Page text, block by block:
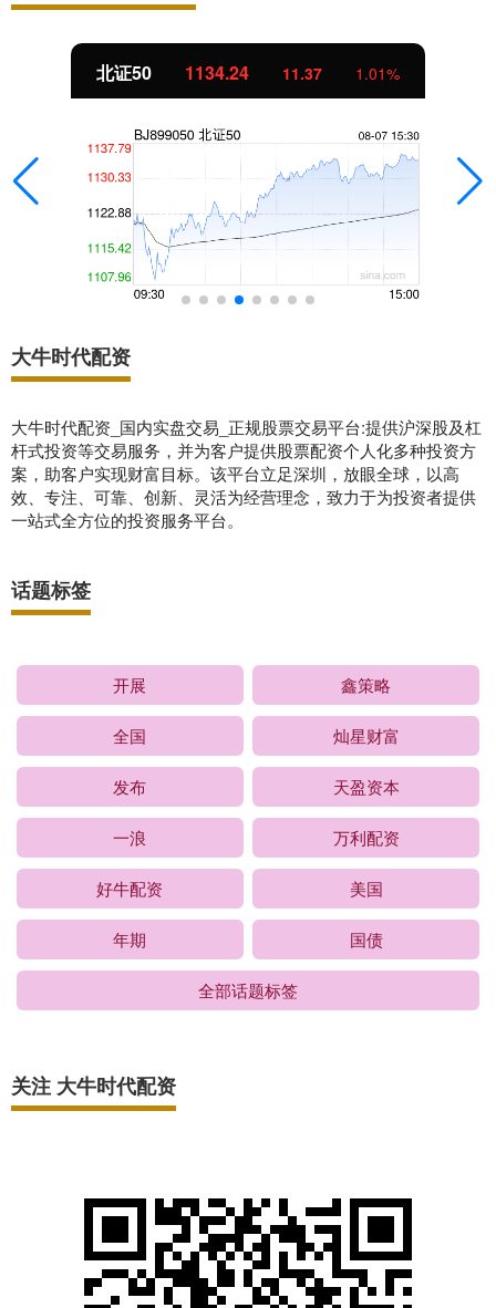
北证50 1134.24 11.37 1.01%
大牛时代配资
大牛时代配资_国内实盘交易_正规股票交易平台:提供沪深股及杠
杆式投资等交易服务，并为客户提供股票配资个人化多种投资方
案，助客户实现财富目标。该平台立足深圳，放眼全球，以高
效、专注、可靠、创新、灵活为经营理念，致力于为投资者提供
一站式全方位的投资服务平台。
话题标签
开展 鑫策略
全国 灿星财富
发布 天盈资本
一浪 万利配资
好牛配资 美国
年期 国债
全部话题标签
关注 大牛时代配资